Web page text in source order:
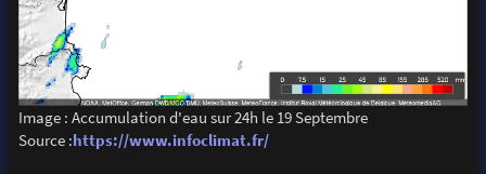
Image : Accumulation d'eau sur 24h le 19 Septembre
Source :https://www.infoclimat.fr/